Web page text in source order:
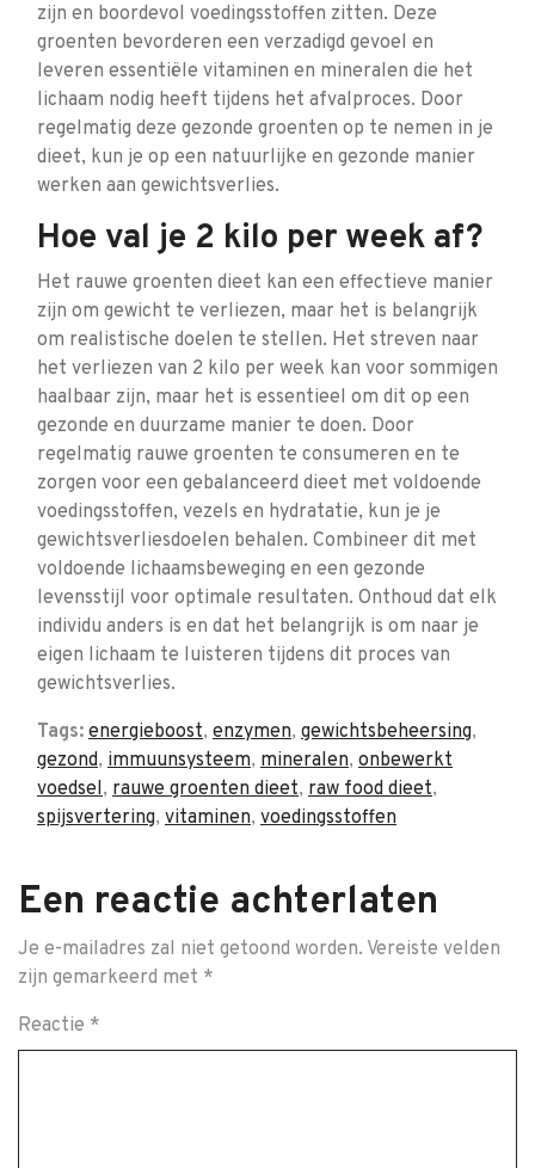
zijn en boordevol voedingsstoffen zitten. Deze
groenten bevorderen een verzadigd gevoel en
leveren essentiële vitaminen en mineralen die het
lichaam nodig heeft tijdens het afvalproces. Door
regelmatig deze gezonde groenten op te nemen in je
dieet, kun je op een natuurlijke en gezonde manier
werken aan gewichtsverlies.
Hoe val je 2 kilo per week af?
Het rauwe groenten dieet kan een effectieve manier
zijn om gewicht te verliezen, maar het is belangrijk
om realistische doelen te stellen. Het streven naar
het verliezen van 2 kilo per week kan voor sommigen
haalbaar zijn, maar het is essentieel om dit op een
gezonde en duurzame manier te doen. Door
regelmatig rauwe groenten te consumeren en te
zorgen voor een gebalanceerd dieet met voldoende
voedingsstoffen, vezels en hydratatie, kun je je
gewichtsverliesdoelen behalen. Combineer dit met
voldoende lichaamsbeweging en een gezonde
levensstijl voor optimale resultaten. Onthoud dat elk
individu anders is en dat het belangrijk is om naar je
eigen lichaam te luisteren tijdens dit proces van
gewichtsverlies.
Tags: energieboost, enzymen, gewichtsbeheersing,
gezond, immuunsysteem, mineralen, onbewerkt
voedsel, rauwe groenten dieet, raw food dieet,
spijsvertering, vitaminen, voedingsstoffen
Een reactie achterlaten
Je e-mailadres zal niet getoond worden. Vereiste velden
zijn gemarkeerd met *
Reactie *